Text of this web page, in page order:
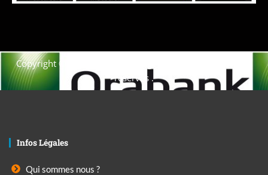
Copyright © 2021. Afrique-voyage-découverte tous droits
réservés .
Infos Légales
Qui sommes nous ?